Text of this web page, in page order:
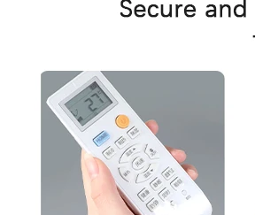
2026-08-04 16:16:30